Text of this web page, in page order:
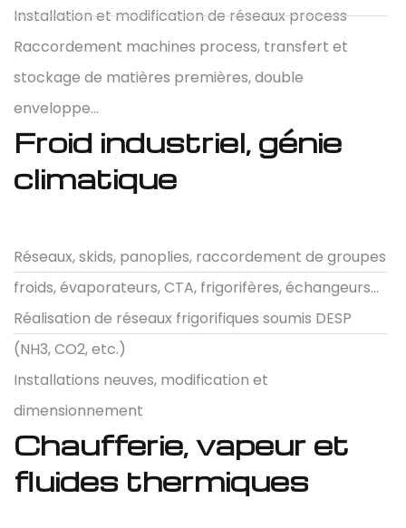
Installation et modification de réseaux process
Raccordement machines process, transfert et
stockage de matières premières, double
enveloppe…
Froid industriel, génie
climatique
Réseaux, skids, panoplies, raccordement de groupes
froids, évaporateurs, CTA, frigorifères, échangeurs...
Réalisation de réseaux frigorifiques soumis DESP
(NH3, CO2, etc.)
Installations neuves, modification et
dimensionnement
Chaufferie, vapeur et
fluides thermiques